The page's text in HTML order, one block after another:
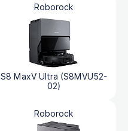
Roborock
S8 MaxV Ultra (S8MVU52-
02)
Roborock